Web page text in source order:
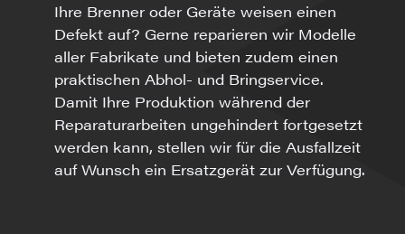
Ihre Brenner oder Geräte weisen einen
Defekt auf? Gerne reparieren wir Modelle
aller Fabrikate und bieten zudem einen
praktischen Abhol- und Bringservice.
Damit Ihre Produktion während der
Reparaturarbeiten ungehindert fortgesetzt
werden kann, stellen wir für die Ausfallzeit
auf Wunsch ein Ersatzgerät zur Verfügung.